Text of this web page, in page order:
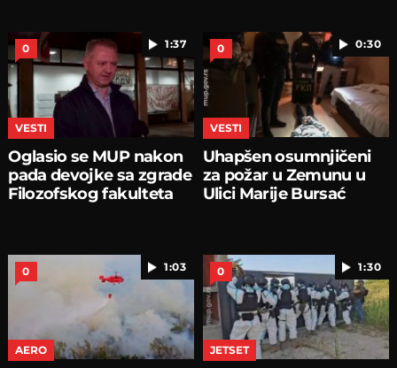
1:37
0
VESTI
Oglasio se MUP nakon
pada devojke sa zgrade
Filozofskog fakulteta
0:30
0
VESTI
Uhapšen osumnjičeni
za požar u Zemunu u
Ulici Marije Bursać
1:03
0
AERO
1:30
0
JETSET